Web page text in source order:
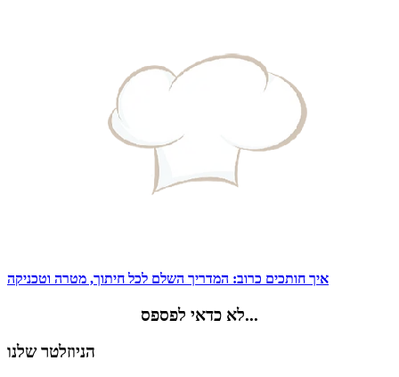
איך חותכים כרוב: המדריך השלם לכל חיתוך, מטרה וטכניקה
לא כדאי לפספס...
הניוזלטר שלנו